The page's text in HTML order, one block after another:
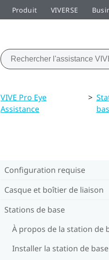
Produit VIVERSE
VIVE Pro Eye
Assistance
>
Configuration requise
Casque et boîtier de liaison
Stations de base
À propos de la station de
Installer la station de base